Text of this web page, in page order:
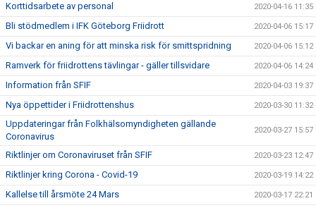
Korttidsarbete av personal 2020-04-16 11:35
Bli stödmedlem i IFK Göteborg Friidrott 2020-04-06 15:17
Vi backar en aning för att minska risk för smittspridning 2020-04-06 15:12
Ramverk för friidrottens tävlingar - gäller tillsvidare 2020-04-06 14:24
Information från SFIF 2020-04-03 19:37
Nya öppettider i Friidrottenshus 2020-03-30 11:32
Uppdateringar från Folkhälsomyndigheten gällande
Coronavirus
2020-03-27 15:57
Riktlinjer om Coronaviruset från SFIF 2020-03-23 12:47
Riktlinjer kring Corona - Covid-19 2020-03-19 14:22
Kallelse till årsmöte 24 Mars 2020-03-17 22:21